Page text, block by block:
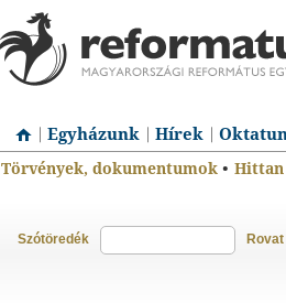
Egyházunk Hírek
Törvények, dokumentumok • Hittan
Szótöredék Rovat